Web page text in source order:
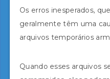
Os erros inesperados,
geralmente têm uma
arquivos temporários
Quando esses arquivos